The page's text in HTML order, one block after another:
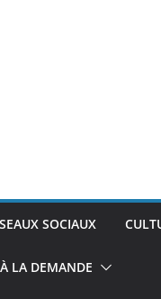
SOCIAUX
LA DEMANDE